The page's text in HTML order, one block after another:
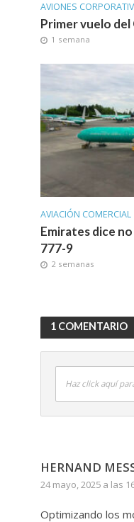
AVIONES
Primer vuelo del
1 semana
AVIACIÓN COMERCIAL
Emirates dice
777-9
2 semanas
1 COMENTARIO
Haz click aquí
HERNAND
24 mayo, 2025 a las
Optimizando los